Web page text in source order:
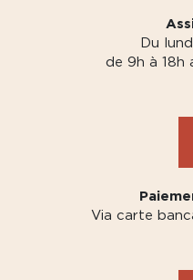
Du
de 9h à 18h
Via carte